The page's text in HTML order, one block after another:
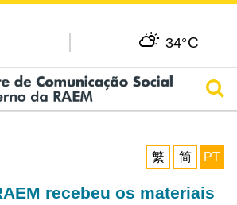
34°C
繁
简 PT
recebeu os materiais